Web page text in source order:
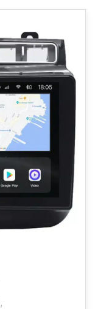
,